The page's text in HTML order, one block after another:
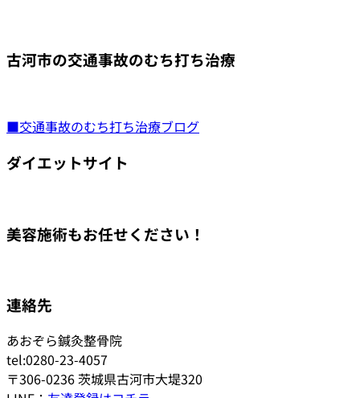
古河市の交通事故のむち打ち治療
■交通事故のむち打ち治療ブログ
ダイエットサイト
美容施術もお任せください！
連絡先
あおぞら鍼灸整骨院
tel:0280-23-4057
〒306-0236 茨城県古河市大堤320